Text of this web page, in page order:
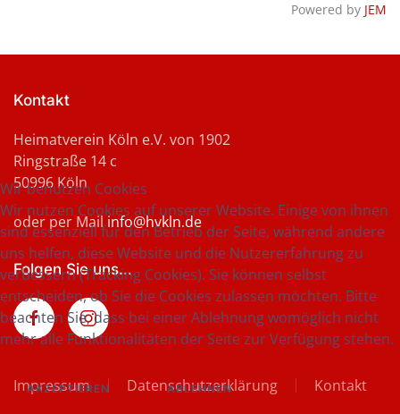
Powered by JEM
Kontakt
Heimatverein Köln e.V. von 1902
Ringstraße 14 c
50996 Köln
oder per Mailinfo@hvkln.de
Folgen Sie uns...
Impressum Datenschutzerklärung Kontakt
Wir benutzen Cookies
Wir nutzen Cookies auf unserer Website. Einige von ihnen
sind essenziell für den Betrieb der Seite, während andere
uns helfen, diese Website und die Nutzererfahrung zu
verbessern (Tracking Cookies). Sie können selbst
entscheiden, ob Sie die Cookies zulassen möchten. Bitte
beachten Sie, dass bei einer Ablehnung womöglich nicht
mehr alle Funktionalitäten der Seite zur Verfügung stehen.
AKZEPTIEREN ABLEHNEN